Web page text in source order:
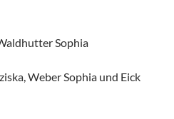
Sophia
Weber Sophia und Eick